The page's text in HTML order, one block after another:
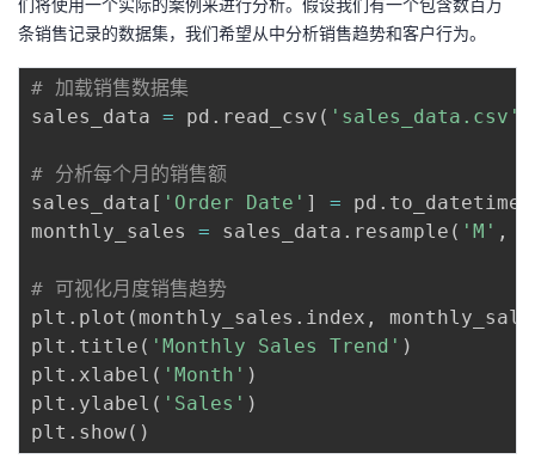
条销售记录的数据集，我们希望从中分析销售趋势和客户行为。
# 加载销售数据集
sales_data = pd . read_csv ( 'sales_data.csv'
# 分析每个月的销售额
sales_data [ 'Order Date' ] = pd . to_datetime
monthly_sales = sales_data . resample ( 'M' ,
# 可视化月度销售趋势
plt . plot ( monthly_sales . index ,
plt . title ( 'Monthly Sales Trend' )
plt . xlabel ( 'Month' )
plt . ylabel ( 'Sales' )
plt . show( )